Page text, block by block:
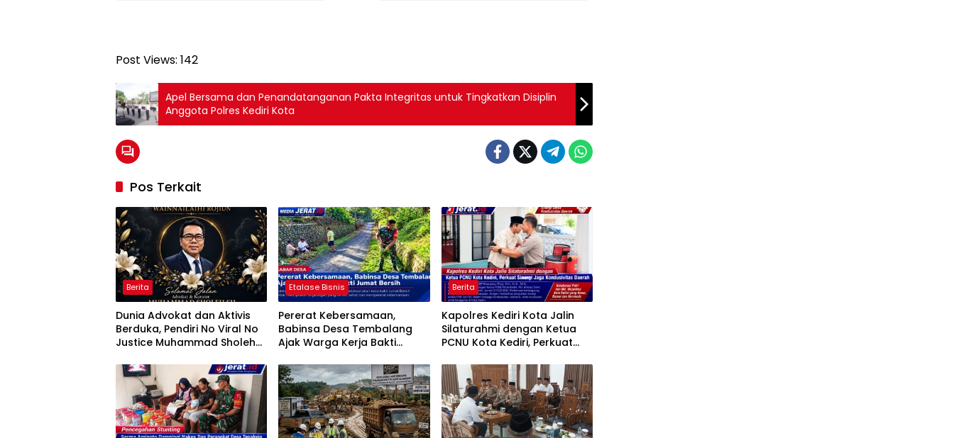
Post Views: 142
Apel Bersama dan Penandatanganan Pakta Integritas untuk Tingkatkan Disiplin
Anggota Polres Kediri Kota
Pos Terkait
Berita
Dunia Advokat dan Aktivis
Berduka, Pendiri No Viral No
Justice Muhammad Sholeh
Etalase Bisnis
Pererat Kebersamaan,
Babinsa Desa Tembalang
Ajak Warga Kerja Bakti
Berita
Kapolres Kediri Kota Jalin
Silaturahmi dengan Ketua
PCNU Kota Kediri, Perkuat
Daerah